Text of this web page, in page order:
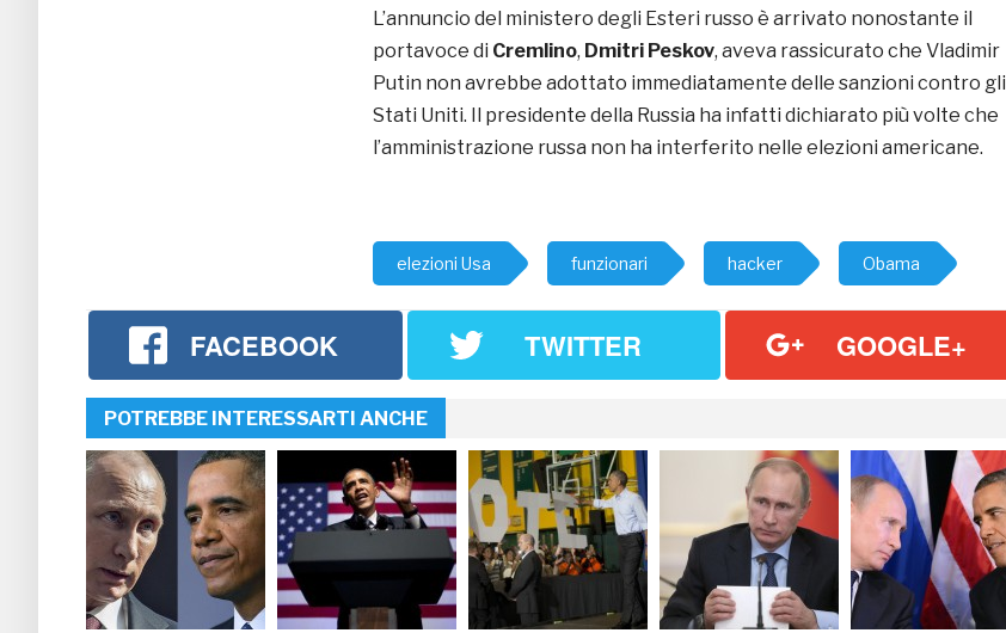
L’annuncio del ministero degli Esteri russo è arrivato nonostante il
portavoce di Cremlino, Dmitri Peskov, aveva rassicurato che Vladimir
Putin non avrebbe adottato immediatamente delle sanzioni contro gli
Stati Uniti. Il presidente della Russia ha infatti dichiarato più volte che
l’amministrazione russa non ha interferito nelle elezioni americane.
elezioni Usa funzionari hacker Obama
FACEBOOK TWITTER GOOGLE+
POTREBBE INTERESSARTI ANCHE